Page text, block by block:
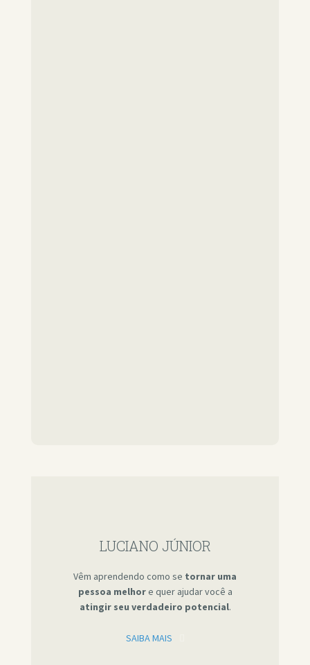
LUCIANO JÚNIOR
Vêm aprendendo como se tornar uma
pessoa melhore quer ajudar você a
atingir seu verdadeiro potencial.
SAIBA MAIS